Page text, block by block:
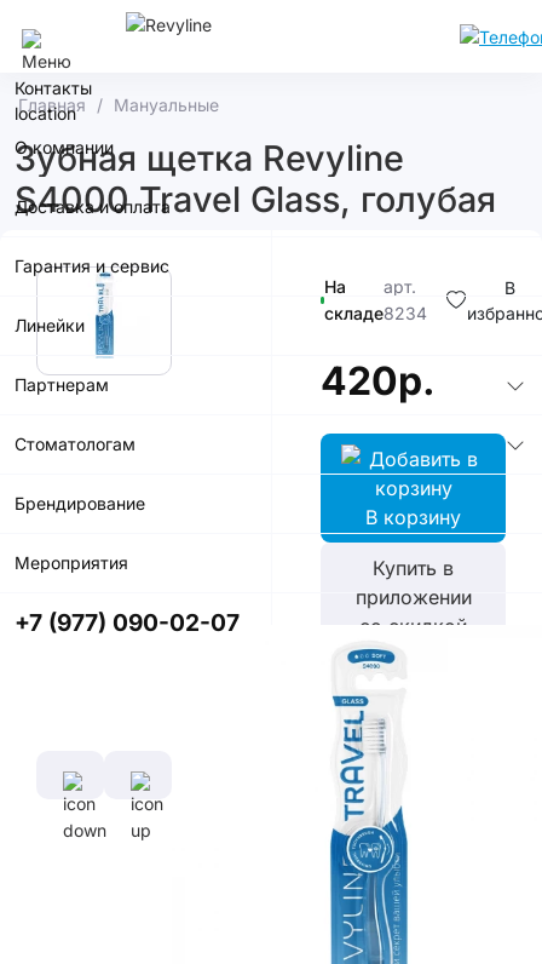
Челябинск
Контакты
О компании
Доставка и оплата
Гарантия и сервис
Линейки
Партнерам
Стоматологам
Брендирование
Мероприятия
+7 (977) 090-02-07
Главная Мануальные
Зубная щетка Revyline
S4000 Travel Glass, голубая
На
складе
арт.
8234
В
420р.
В корзину
Купить в
приложении
со скидкой
Характеристики
Диаметр
щетины,
мм
0,1 мм
Длина
ручки,
см
15,5